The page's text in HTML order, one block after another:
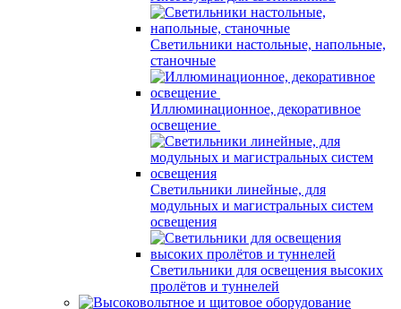
Светильники настольные, напольные,
станочные
Иллюминационное, декоративное
освещение
Светильники линейные, для
модульных и магистральных систем
освещения
Светильники для освещения высоких
пролётов и туннелей